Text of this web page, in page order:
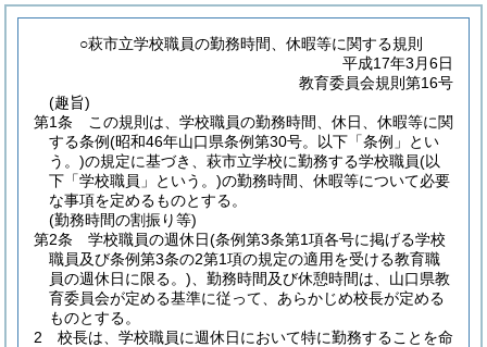
○萩市立学校職員の勤務時間、休暇等に関する規則
平成17年3月6日
教育委員会規則第16号
(趣旨)
第1条
この規則は、学校職員の勤務時間、休日、休暇等に関
する条例(昭和46年山口県条例第30号。以下「条例」とい
う。)の規定に基づき、萩市立学校に勤務する学校職員(以
下「学校職員」という。)の勤務時間、休暇等について必要
な事項を定めるものとする。
(勤務時間の割振り等)
第2条
学校職員の週休日(条例第3条第1項各号に掲げる学校
職員及び条例第3条の2第1項の規定の適用を受ける教育職
員の週休日に限る。) 、勤務時間及び休憩時間は、山口県教
育委員会が定める基準に従って、あらかじめ校長が定める
ものとする。
2
校長は、学校職員に週休日において特に勤務することを命